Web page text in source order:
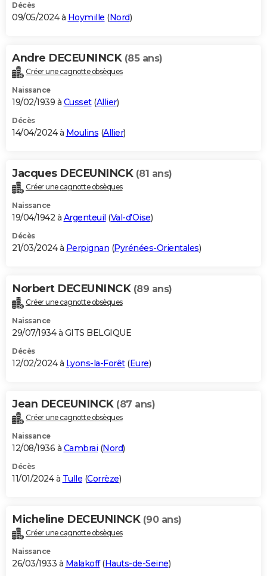
Décès
09/05/2024 à Hoymille (Nord)
Andre DECEUNINCK (85 ans)
Créer une cagnotte obsèques
Naissance
19/02/1939 à Cusset(Allier)
Décès
14/04/2024 à Moulins (Allier)
Jacques DECEUNINCK (81 ans)
Créer une cagnotte obsèques
Naissance
19/04/1942 à Argenteuil (Val-d'Oise)
Décès
21/03/2024 à Perpignan (Pyrénées-Orientales)
Norbert DECEUNINCK (89 ans)
Créer une cagnotte obsèques
Naissance
29/07/1934 à GITS BELGIQUE
Décès
12/02/2024 à Lyons-la-Forêt(Eure)
Jean DECEUNINCK (87 ans)
Créer une cagnotte obsèques
Naissance
12/08/1936 à Cambrai (Nord)
Décès
11/01/2024 à Tulle (Corrèze)
Micheline DECEUNINCK (90 ans)
Créer une cagnotte obsèques
Naissance
26/03/1933 à Malakoff(Hauts-de-Seine)